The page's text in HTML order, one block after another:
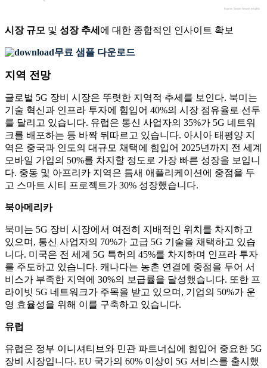
시장 규모 및 성장 추세 에 대한 종합적인 인사이트 확보
무료 샘플 다운로드
지역 전망
글로벌 5G 장비 시장은 뚜렷한 지역적 추세를 보인다. 북미는
기술 혁신과 인프라 투자에 힘입어 40%의 시장 점유율로 선두
를 달리고 있습니다. 유럽은 통신 사업자의 35%가 5G 네트워
크를 배포하는 등 바짝 뒤따르고 있습니다. 아시아 태평양 지
역은 중국과 인도의 대규모 채택에 힘입어 2025년까지 전 세계
모바일 가입의 50%를 차지할 정도로 가장 빠른 성장을 보입니
다. 중동 및 아프리카 지역은 틈새 애플리케이션에 중점을 두
고 스마트 시티 프로젝트가 30% 성장했습니다.
북아메리카
북미는 5G 장비 시장에서 여전히 지배적인 위치를 차지하고
있으며, 통신 사업자의 70%가 고급 5G 기술을 채택하고 있습
니다. 미국은 전 세계 5G 특허의 45%를 차지하며 인프라 투자
를 주도하고 있습니다. 캐나다는 농촌 연결에 중점을 두어 서
비스가 부족한 지역에 30%의 보급률을 달성했습니다. 또한 프
라이빗 5G 네트워크가 주목을 받고 있으며, 기업의 50%가 운
영 효율성을 위해 이를 구축하고 있습니다.
유럽
유럽은 정부 이니셔티브와 민관 파트너십에 힘입어 중요한 5G
장비 시장입니다. EU 국가의 60% 이상이 5G 서비스를 출시했